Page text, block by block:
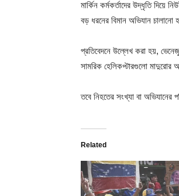
মার্কিন কর্মকর্তাদের উদ্ধৃতি
বড় ধরনের বিমান অভিযান চালানো
প্রতিবেদনে উল্লেখ করা হয়,
সামরিক হেলিকপ্টারগুলো মাদুরোর
তবে নিহতের সংখ্যা বা অভিযানের
Related